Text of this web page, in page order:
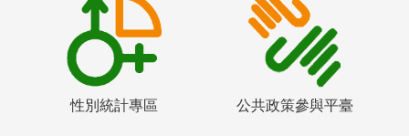
性別統計專區 公共政策參與平臺